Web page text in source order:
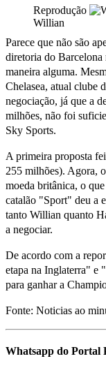
Reprodução
Willian
Parece que não são
diretoria do
maneira alguma.
Chelasea, atual clube
negociação, já que a
milhões, não foi
Sky Sports.
A primeira proposta
255 milhões). Agora,
moeda britânica, o
catalão "Sport" deu a
tanto Willian quanto
a negociar.
De acordo com a
etapa na Inglaterra" e
para ganhar a
Fonte: Noticias ao
Whatsapp do Portal